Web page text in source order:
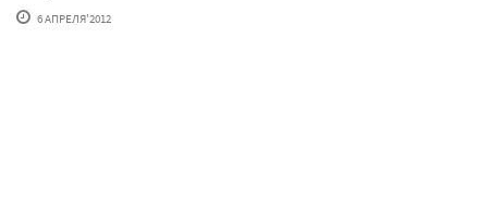
6 АПРЕЛЯ'2012